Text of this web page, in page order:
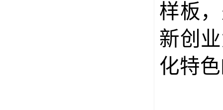
样板
新创
化特